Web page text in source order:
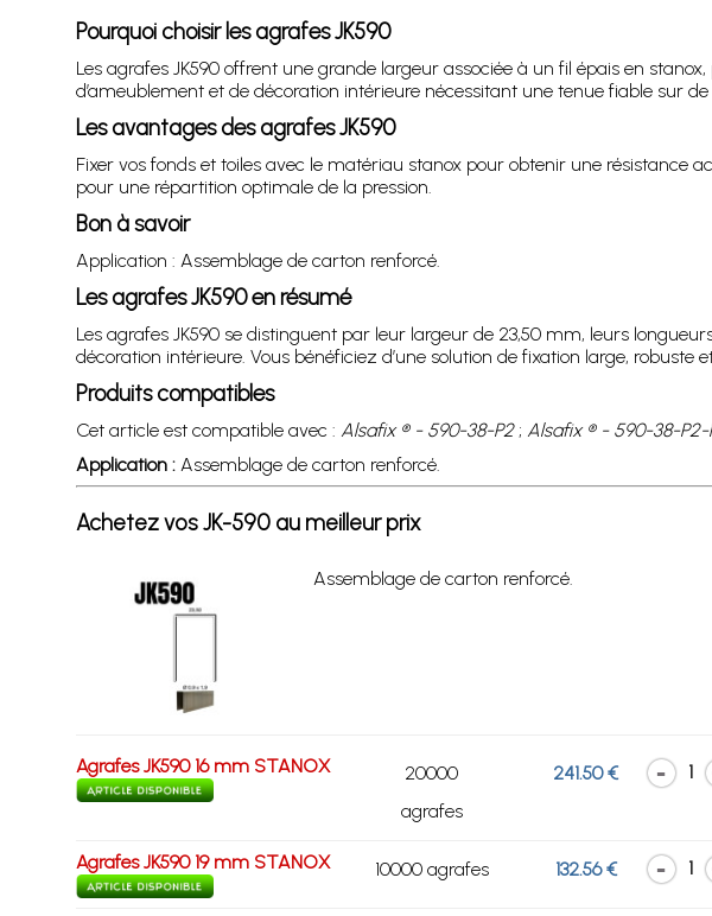
Pourquoi choisir les agrafes JK590
Les agrafes JK590 offrent une grande largeur associée à un fil épais en
d’ameublement et de décoration intérieure nécessitant une tenue fiable sur
Les avantages des agrafes JK590
Fixer vos fonds et toiles avec le matériau stanox pour obtenir une résistance
pour une répartition optimale de la pression.
Bon à savoir
Application : Assemblage de carton renforcé.
Les agrafes JK590 en résumé
Les agrafes JK590 se distinguent par leur largeur de 23,50 mm, leurs
décoration intérieure. Vous bénéficiez d’une solution de fixation large,
Produits compatibles
Cet article est compatible avec : Alsafix ® - 590-38-P2; Alsafix ® - 590-38-P2-
Application :Assemblage de carton renforcé.
Achetez vos JK-590 au meilleur prix
Assemblage de carton renforcé.
Agrafes JK590 16 mm STANOX
20000
agrafes
241.50 € 1
Agrafes JK590 19 mm STANOX 10000 agrafes 132.56 € 1